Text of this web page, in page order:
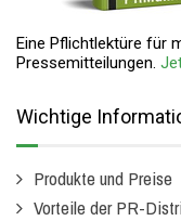
Eine Pflichtlektüre für
Pressemitteilungen.
Wichtige
Produkte und Preise
Vorteile der PR-